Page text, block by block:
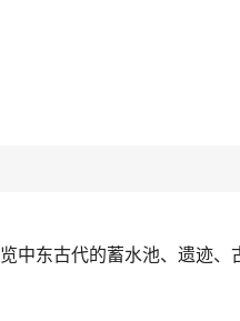
中东古代的蓄水池、遗迹